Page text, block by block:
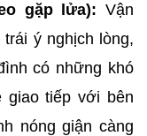
gặp lửa): Vận
ý nghịch lòng,
có những khó
giao tiếp với bên
nóng giận càng